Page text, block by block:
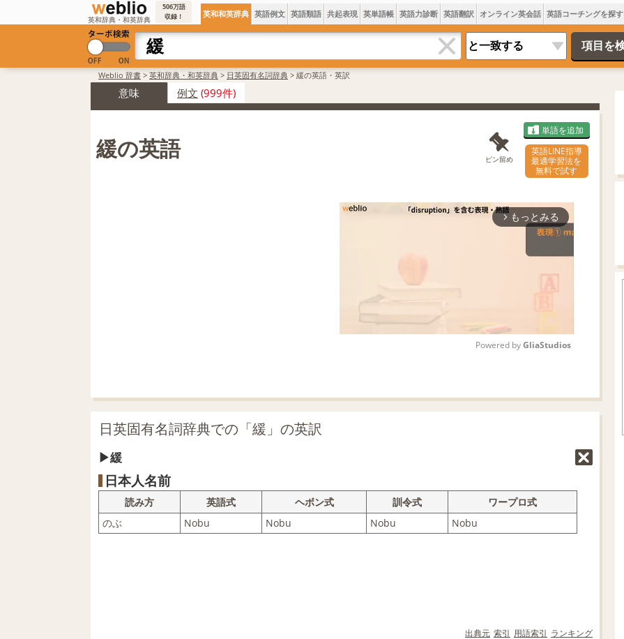
英和辞典・和英辞典
506万語
収録！
英和和英辞典 英語例文 英語類語 共起表現 英単語帳 英語力診断 英語翻訳 オンライン英会話 英語コーチングを探す
Weblio 辞書 > 英和辞典・和英辞典 > 日英固有名詞辞典 > 緩の英語・英訳
意味 例文 (999件)
緩の英語 ピン留め
単語を追加
英語LINE指導
最適学習法を
無料で試す
arrow_forward_ios もっとみる
Powered by GliaStudios
日英固有名詞辞典での「緩」の英訳
緩
日本人名前
読み方 英語式 ヘボン式 訓令式
ワープロ式
のぶ
Nobu Nobu Nobu Nobu
出典元 索引 用語索引 ランキング